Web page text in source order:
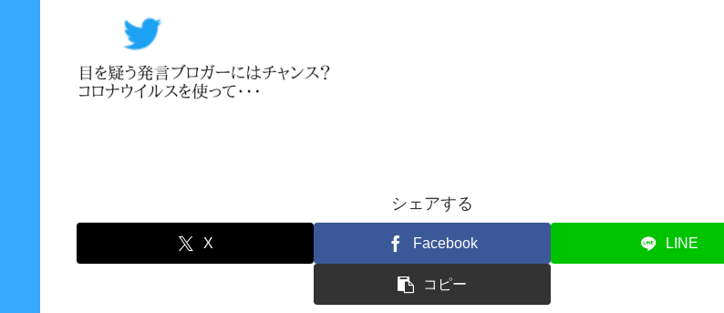
シェアする
X Facebook LINE
コピー